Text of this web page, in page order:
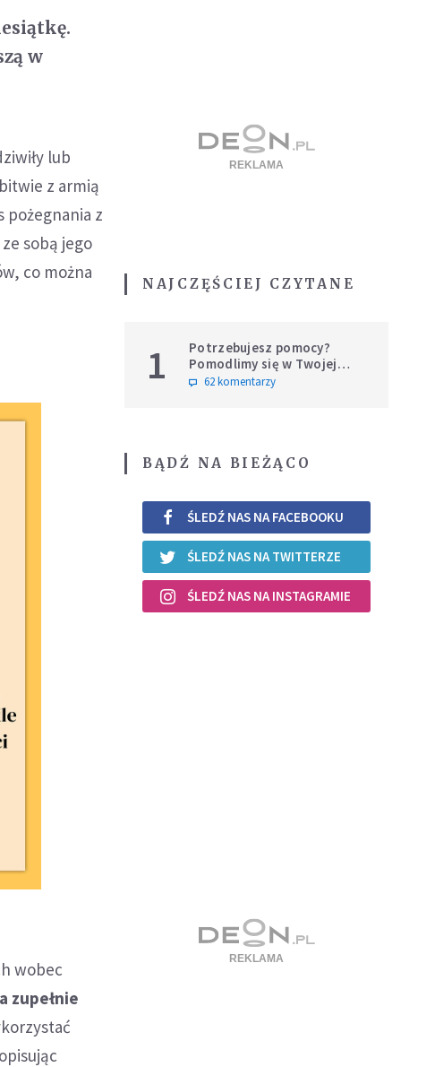
w
lub
z armią
pożegnania z
sobą jego
co można
wobec
zupełnie
NAJCZĘŚCIEJ CZYTANE
1
Potrzebujesz pomocy?
Pomodlimy się w Twojej
intencji
62 komentarzy
BĄDŹ NA BIEŻĄCO
ŚLEDŹ NAS NA FACEBOOKU
ŚLEDŹ NAS NA TWITTERZE
ŚLEDŹ NAS NA INSTAGRAMIE